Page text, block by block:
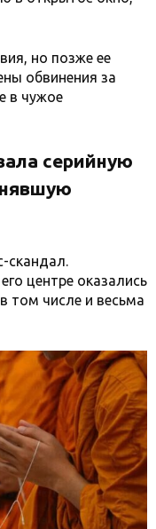
но позже ее
обвинения за
в чужое
серийную
скандал.
центре оказались
том числе и весьма